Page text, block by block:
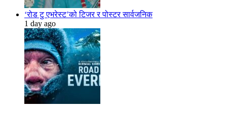
‘रोड टु एभरेस्ट’को टिजर र पोस्टर सार्वजनिक
1 day ago